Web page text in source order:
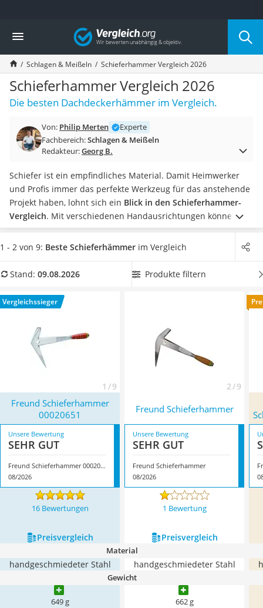
Die beliebtesten Vergleiche nach Kategorie
Baumarkt
Tresor feuerfest
Makita-Akku-Rasenmäher
Kappsäge
Smartes Türschloss
Akku-Rasentrimmer
Split-Klimaanlage 2 Innengeräte
Pelletofen
Tiefbrunnenpumpe
Fliesenschneider
Hochdruckreiniger
Doppelschleifer
Überwachungskamera
Benzinrasenmäher mit Elektrostart
Löschdecke
Winterharte Palmen
Gasdurchlauferhitzer
Vergleich
Schlagen & Meißeln Schieferhammer Vergleich 2026
Schieferhammer Vergleich 2026
Die besten Dachdeckerhämmer im Vergleich.
Von: Philip Merten
Experte
Fachbereich:Schlagen & Meißeln
Redakteur:Georg B.
Schiefer ist ein empfindliches Material. Damit Heimwerker
und Profis immer das perfekte Werkzeug für das anstehende
Projekt haben, lohnt sich ein Blick in den Schieferhammer-
Vergleich. Mit verschiedenen Handausrichtungen können
Links- und Rechtshänder individuell arbeiten.Tests zufolge
isthandgeschmiedeter Stahl besonders robust
und ein Griff
Nagellöcher verhindert ein Springen des Materials.
ModellFreund Schieferhammer 00020651
Eigenschaften.
1 - 2 von 9: Beste Schieferhämmer im Vergleich
Stand: 09.08.2026 Produkte filtern
Vergleichssieger
1 / 9 2 / 9
Freund Schieferhammer
00020651
Freund Schieferhammer
Unsere Bewertung
SEHR GUT
Freund Schieferhammer 00020651
08/2026
Unsere Bewertung
SEHR GUT
Freund Schieferhammer
08/2026
16 Bewertungen 1 Bewertung
Preis­vergleich Preis­vergleich
Material
handgeschmiedeter Stahl handgeschmiedeter Stahl
Gewicht
649 g 662 g